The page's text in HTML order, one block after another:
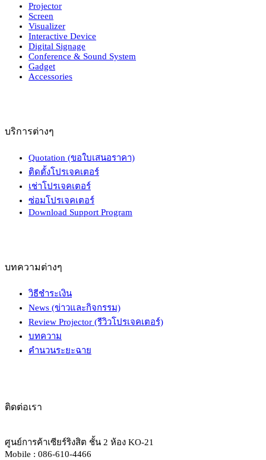
Projector
Screen
Visualizer
Interactive Device
Digital Signage
Conference & Sound System
Gadget
Accessories
บริการต่างๆ
Quotation (ขอใบเสนอราคา)
ติดตั้งโปรเจคเตอร์
เช่าโปรเจคเตอร์
ซ่อมโปรเจคเตอร์
Download Support Program
บทความต่างๆ
วิธีชำระเงิน
News (ข่าวและกิจกรรม)
Review Projector (รีวิวโปรเจคเตอร์)
บทความ
คำนวนระยะฉาย
ติดต่อเรา
ศูนย์การค้าเซียร์ริงสิต ชั้น 2 ห้อง KO-21
Mobile : 086-610-4466